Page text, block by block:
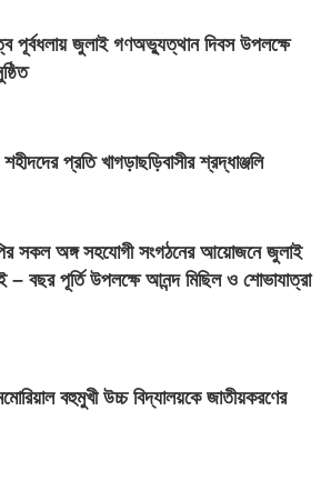
পূর্বধলায় জুলাই গণঅভ্যুত্থান দিবস উপলক্ষে
প্রতি খাগড়াছড়িবাসীর শ্রদ্ধাঞ্জলি
সকল অঙ্গ সহযোগী সংগঠনের আয়োজনে জুলাই
বছর পূর্তি উপলক্ষে আনন্দ মিছিল ও শোভাযাত্রা
বহুমুখী উচ্চ বিদ্যালয়কে জাতীয়করণের